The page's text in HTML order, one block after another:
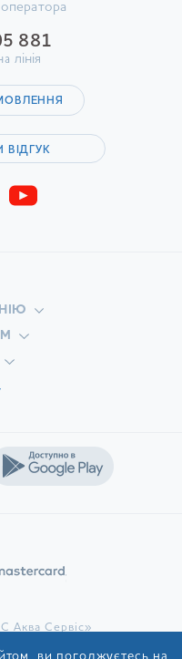
881
лінія
ВІДГУК
Аква Сервіс»
ви погоджуєтесь на